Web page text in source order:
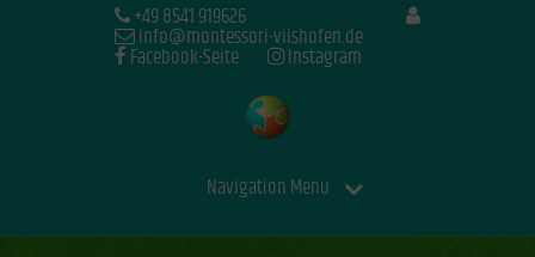
+49 8541 919626
info@montessori-vilshofen.de
Facebook-Seite Instagram
Navigation Menu